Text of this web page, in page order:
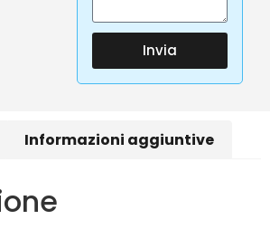
Invia
Informazioni aggiuntive